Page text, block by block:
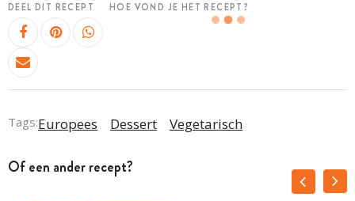
DEEL DIT RECEPT HOE VOND JE HET RECEPT?
Tags:Europees Dessert Vegetarisch
Of een ander recept?